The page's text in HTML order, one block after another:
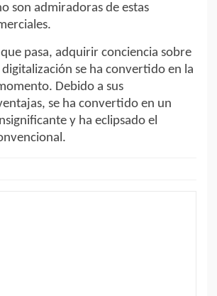
son admiradoras de estas
pasa, adquirir conciencia sobre
se ha convertido en la
Debido a sus
se ha convertido en un
y ha eclipsado el